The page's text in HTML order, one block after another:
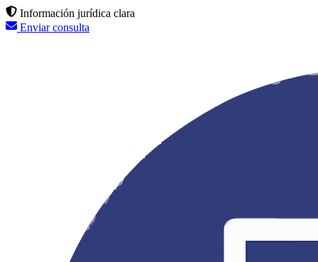
Información jurídica clara
Enviar consulta